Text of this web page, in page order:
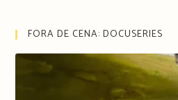
FORA DE CENA: DOCUSERIES